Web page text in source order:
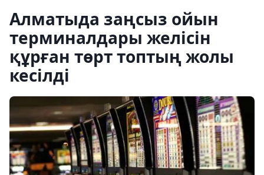
Алматыда заңсыз ойын
терминалдары желісін
құрған төрт топтың жолы
кесілді